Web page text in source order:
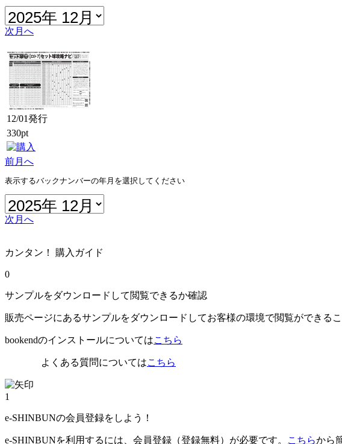
次月へ
12/01発行
330pt
前月へ
表示するバックナンバーの年月を選択してください
次月へ
カンタン！ 購入ガイド
0
サンプルをダウンロードして閲覧できるか確認
販売ページにあるサンプルをダウンロードしてお客様の環境で閲覧ができるこ
bookendのインストールについてはこちら
よくある質問についてはこちら
1
e-SHINBUNの会員登録をしよう！
e-SHINBUNを利用するには、会員登録（登録無料）が必要です。 こちらから